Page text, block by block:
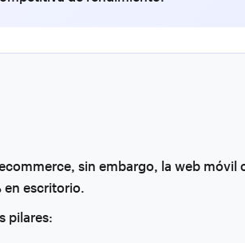
sin embargo, la web móvil
en escritorio.
pilares: